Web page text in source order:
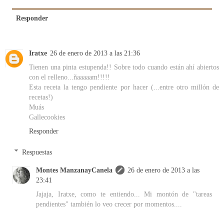
Responder
Iratxe 26 de enero de 2013 a las 21:36
Tienen una pinta estupenda!! Sobre todo cuando están ahí abiertos
con el relleno...ñaaaaam!!!!!
Esta receta la tengo pendiente por hacer (...entre otro millón de
recetas!)
Muás
Gallecookies
Responder
Respuestas
Montes ManzanayCanela
26 de enero de 2013 a las
23:41
Jajaja, Iratxe, como te entiendo... Mi montón de "tareas
pendientes" también lo veo crecer por momentos....